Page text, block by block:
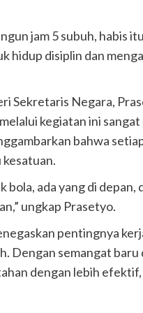
jam 5 subuh, habis
hidup disiplin dan
Sekretaris Negara,
kegiatan ini
bahwa
kesatuan.
bola, ada yang di
ungkap Prasetyo.
pentingnya
Dengan semangat baru
dengan lebih